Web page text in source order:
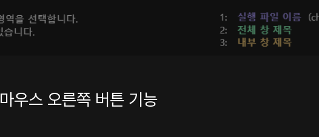
DragWin v1.1.6 - 마우스 오른쪽 버튼 기능